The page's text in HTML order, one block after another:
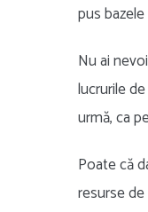
pus
Nu ai
lucrurile
urmă, ca
Poate că
resurse